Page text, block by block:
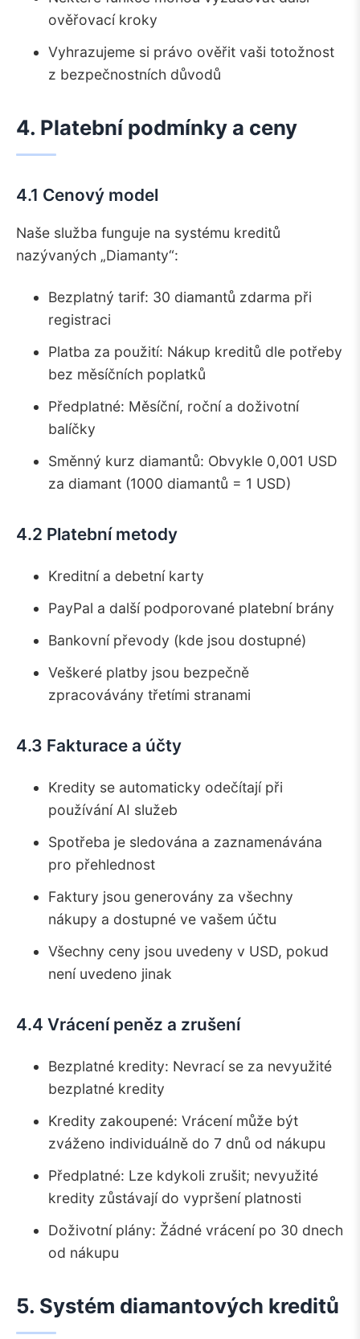
ověřovací kroky
Vyhrazujeme si právo ověřit vaši totožnost
z bezpečnostních důvodů
4. Platební podmínky a ceny
4.1 Cenový model
Naše služba funguje na systému kreditů
nazývaných „Diamanty“:
Bezplatný tarif: 30 diamantů zdarma při
registraci
Platba za použití: Nákup kreditů dle potřeby
bez měsíčních poplatků
Předplatné: Měsíční, roční a doživotní
balíčky
Směnný kurz diamantů: Obvykle 0,001 USD
za diamant (1000 diamantů = 1 USD)
4.2 Platební metody
Kreditní a debetní karty
PayPal a další podporované platební brány
Bankovní převody (kde jsou dostupné)
Veškeré platby jsou bezpečně
zpracovávány třetími stranami
4.3 Fakturace a účty
Kredity se automaticky odečítají při
používání AI služeb
Spotřeba je sledována a zaznamenávána
pro přehlednost
Faktury jsou generovány za všechny
nákupy a dostupné ve vašem účtu
Všechny ceny jsou uvedeny v USD, pokud
není uvedeno jinak
4.4 Vrácení peněz a zrušení
Bezplatné kredity: Nevrací se za nevyužité
bezplatné kredity
Kredity zakoupené: Vrácení může být
zváženo individuálně do 7 dnů od nákupu
Předplatné: Lze kdykoli zrušit; nevyužité
kredity zůstávají do vypršení platnosti
Doživotní plány: Žádné vrácení po 30 dnech
od nákupu
5. Systém diamantových kreditů